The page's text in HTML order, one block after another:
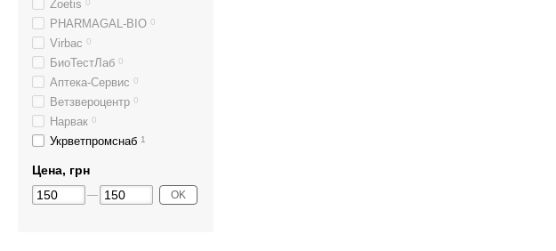
Zoetis
PHARMAGAL-BIO 0
Virbac 0
БиоТестЛаб 0
Аптека-Сервис 0
Ветзвероцентр 0
Нарвак 0
Укрветпромснаб 1
Цена, грн
OK